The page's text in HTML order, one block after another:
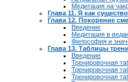
Медитация на
Глава 11. Я как
Глава 12. Покорение
Введение
Медитация в
Философия и
Глава 13. Таблицы
Введение
Тренировочная
Тренировочная
Тренировочная